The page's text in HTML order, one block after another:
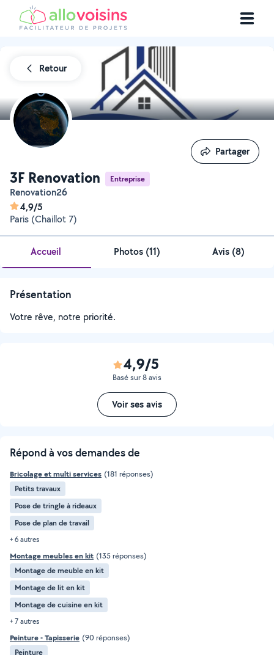
Retour
3F Renovation Entreprise
Renovation26
4,9/5
Paris (Chaillot 7)
Partager
Partager
Accueil Photos (11) Avis (8)
Présentation
Votre rêve, notre priorité.
4,9/5
Basé sur 8 avis
Voir ses avis
Répond à vos demandes de
Bricolage et multi services (181 réponses)
Petits travaux
Pose de tringle à rideaux
Pose de plan de travail
+ 6 autres
Montage meubles en kit (135 réponses)
Montage de meuble en kit
Montage de lit en kit
Montage de cuisine en kit
+ 7 autres
Peinture - Tapisserie (90 réponses)
Peinture